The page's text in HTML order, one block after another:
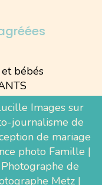
bébés
Images sur
journalisme de
de mariage
photo Famille |
Photographe de
Metz |